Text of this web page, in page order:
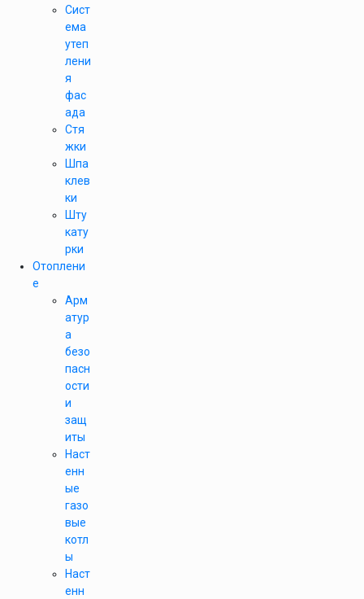
Сист
ема
утеп
лени
я
фас
ада
Стя
жки
Шпа
клев
ки
Шту
кату
рки
Отоплени
е
Арм
атур
а
безо
пасн
ости
и
защ
иты
Наст
енн
ые
газо
вые
котл
ы
Наст
енн